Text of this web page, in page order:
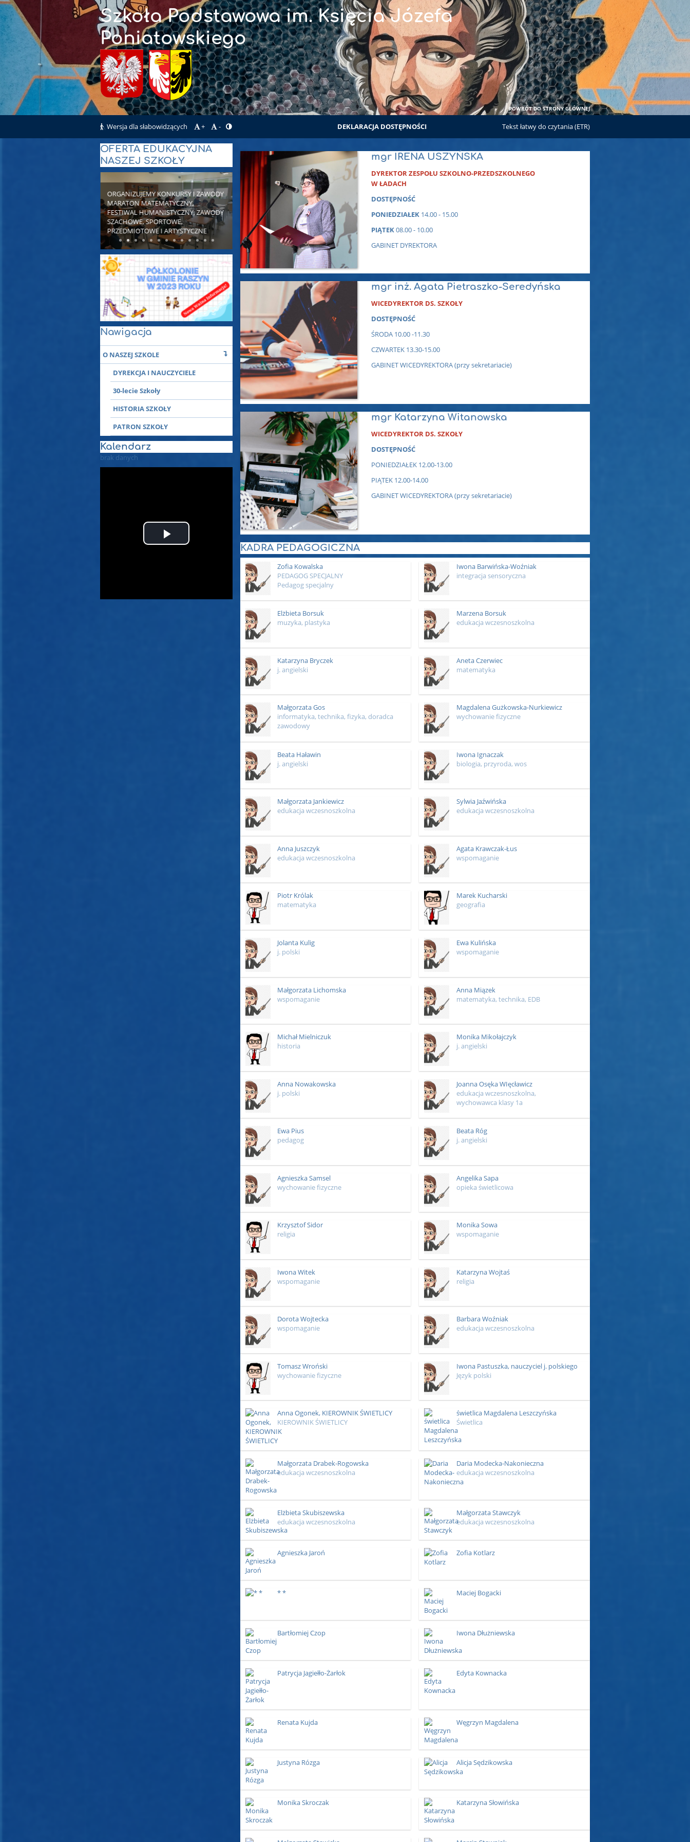
Szkoła Podstawowa im. Księcia Józefa
Poniatowskiego
POWRÓT DO STRONY GŁÓWNEJ
Wersja dla słabowidzących + - DEKLARACJA DOSTĘPNOŚCI Tekst łatwy do czytania (ETR)
DYREKCJA
I
NAUCZYCIELE
OFERTA EDUKACYJNA
NASZEJ SZKOŁY
ORGANIZUJEMY KONKURSY I ZAWODY
MARATON MATEMATYCZNY,
FESTIWAL HUMANISTYCZNY, ZAWODY
SZACHOWE, SPORTOWE,
PRZEDMIOTOWE I ARTYSTYCZNE
Nawigacja
O NASZEJ SZKOLE
DYREKCJA I NAUCZYCIELE
30-lecie Szkoły
HISTORIA SZKOŁY
PATRON SZKOŁY
Kalendarz
brak danych
Play
mgr IRENA USZYŃSKA
DYREKTOR ZESPOŁU SZKOLNO-PRZEDSZKOLNEGO
W ŁADACH
DOSTĘPNOŚĆ
PONIEDZIAŁEK 14.00 - 15.00
PIĄTEK08.00 - 10.00
GABINET DYREKTORA
mgr inż. Agata Pietraszko-Seredyńska
WICEDYREKTOR DS. SZKOŁY
DOSTĘPNOŚĆ
ŚRODA 10.00 -11.30
CZWARTEK 13.30-15.00
GABINET WICEDYREKTORA (przy sekretariacie)
mgr Katarzyna Witanowska
WICEDYREKTOR DS. SZKOŁY
DOSTĘPNOŚĆ
PONIEDZIAŁEK 12.00-13.00
PIĄTEK 12.00-14.00
GABINET WICEDYREKTORA (przy sekretariacie)
KADRA PEDAGOGICZNA
Zofia Kowalska
PEDAGOG SPECJALNY
Pedagog specjalny
Iwona Barwińska-Woźniak
integracja sensoryczna
Elżbieta Borsuk
muzyka, plastyka
Marzena Borsuk
edukacja wczesnoszkolna
Katarzyna Bryczek
j. angielski
Aneta Czerwiec
matematyka
Małgorzata Gos
informatyka, technika, fizyka, doradca
zawodowy
Magdalena Gużkowska-Nurkiewicz
wychowanie fizyczne
Beata Haławin
j. angielski
Iwona Ignaczak
biologia, przyroda, wos
Małgorzata Jankiewicz
edukacja wczesnoszkolna
Sylwia Jaźwińska
edukacja wczesnoszkolna
Anna Juszczyk
edukacja wczesnoszkolna
Agata Krawczak-Łus
wspomaganie
Piotr Królak
matematyka
Marek Kucharski
geografia
Jolanta Kulig
j. polski
Ewa Kulińska
wspomaganie
Małgorzata Lichomska
wspomaganie
Anna Miązek
matematyka, technika, EDB
Michał Mielniczuk
historia
Monika Mikołajczyk
j. angielski
Anna Nowakowska
j. polski
Joanna Osęka WIęcławicz
edukacja wczesnoszkolna,
wychowawca klasy 1a
Ewa Pius
pedagog
Beata Róg
j. angielski
Agnieszka Samsel
wychowanie fizyczne
Angelika Sapa
opieka świetlicowa
Krzysztof Sidor
religia
Monika Sowa
wspomaganie
Iwona Witek
wspomaganie
Katarzyna Wojtaś
religia
Dorota Wojtecka
wspomaganie
Barbara Woźniak
edukacja wczesnoszkolna
Tomasz Wroński
wychowanie fizyczne
Iwona Pastuszka, nauczyciel j. polskiego
Język polski
Anna Ogonek, KIEROWNIK ŚWIETLICY
KIEROWNIK ŚWIETLICY
świetlica Magdalena Leszczyńska
Świetlica
Małgorzata Drabek-Rogowska
edukacja wczesnoszkolna
Daria Modecka-Nakonieczna
edukacja wczesnoszkolna
Elżbieta Skubiszewska
edukacja wczesnoszkolna
Małgorzata Stawczyk
edukacja wczesnoszkolna
Agnieszka Jaroń Zofia Kotlarz
* * Maciej Bogacki
Bartłomiej Czop Iwona Dłużniewska
Patrycja Jagiełło-Żarłok Edyta Kownacka
Renata Kujda Węgrzyn Magdalena
Justyna Rózga Alicja Sędzikowska
Monika Skroczak Katarzyna Słowińska